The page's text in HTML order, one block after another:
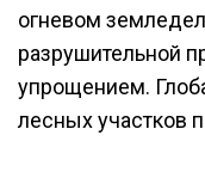
огневом
разрушительной
упрощением.
лесных участков